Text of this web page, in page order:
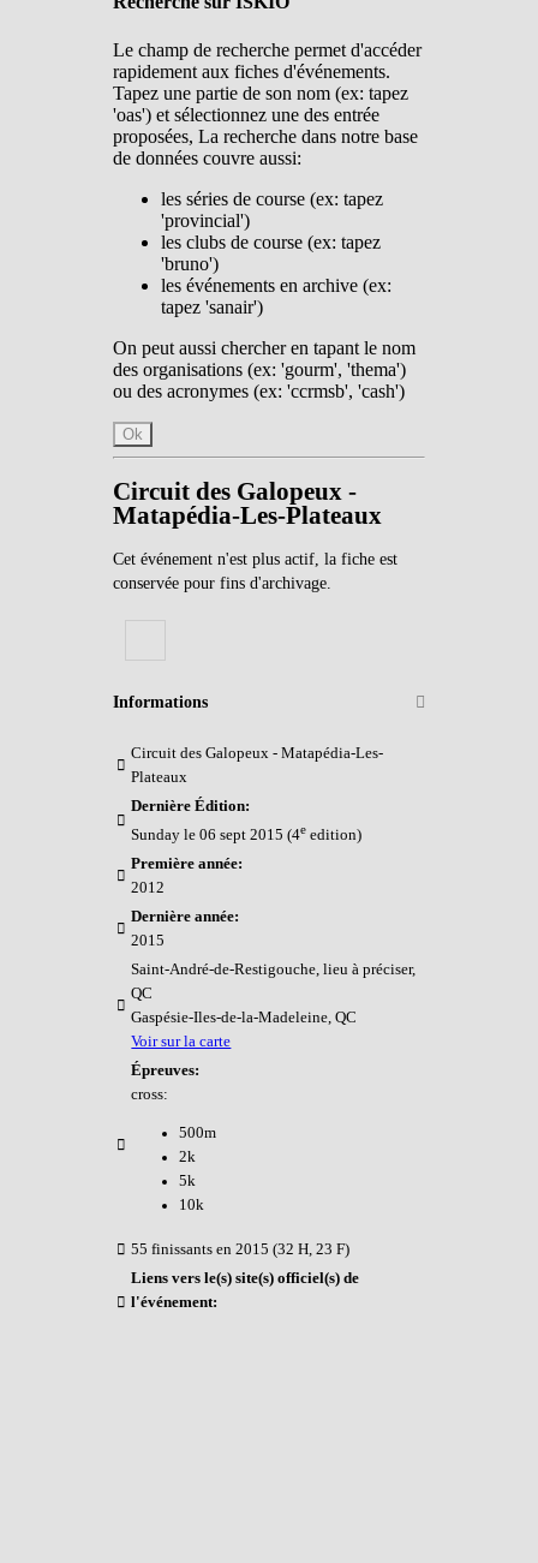
Le champ de recherche permet d'accéder
rapidement aux fiches d'événements.
Tapez une partie de son nom (ex: tapez
'oas') et sélectionnez une des entrée
proposées, La recherche dans notre base
de données couvre aussi:
les séries de course (ex: tapez
'provincial')
les clubs de course (ex: tapez
'bruno')
les événements en archive (ex:
tapez 'sanair')
On peut aussi chercher en tapant le nom
des organisations (ex: 'gourm', 'thema')
ou des acronymes (ex: 'ccrmsb', 'cash')
Ok
Circuit des Galopeux -
Matapédia-Les-Plateaux
Cet événement n'est plus actif, la fiche est
conservée pour fins d'archivage.
Informations
Circuit des Galopeux - Matapédia-Les-
Plateaux
Dernière Édition:
Sunday le 06 sept 2015 (4e edition)
Première année:
2012
Dernière année:
2015
Saint-André-de-Restigouche, lieu à préciser,
QC
Gaspésie-Iles-de-la-Madeleine, QC
Voir sur la carte
Épreuves:
cross:
500m
2k
5k
10k
55 finissants en 2015 (32 H, 23 F)
Liens vers le(s) site(s) officiel(s) de
l'événement: